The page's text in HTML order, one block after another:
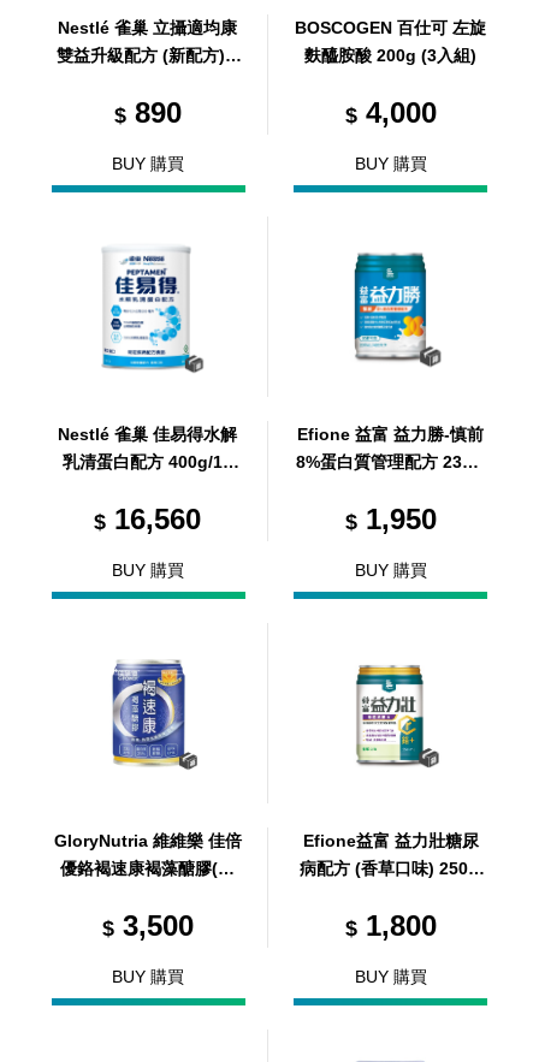
Nestlé 雀巢 立攝適均康
雙益升級配方 (新配方) 8
$890
BUY 購買
BOSCOGEN 百仕可 左旋
麩醯胺酸 200g (3入組)
$4,000
BUY 購買
Nestlé 雀巢 佳易得水解
乳清蛋白配方 400g/12
$ 16,560
BUY 購買
Efione 益富 益力勝-慎前
8%蛋白質管理配方 237m
箱)
$1,950
BUY 購買
GloryNutria 維維樂 佳倍
優鉻褐速康褐藻醣膠(無
(共24罐，共1箱)
$3,500
BUY 購買
Efione益富 益力壯糖尿
病配方 (香草口味) 250m
$1,800
BUY 購買